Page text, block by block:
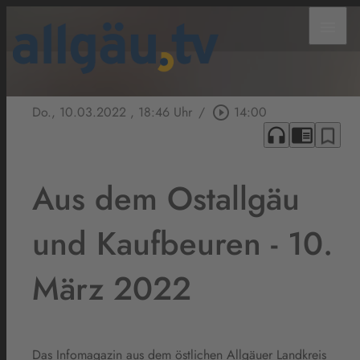
Do., 10.03.2022 , 18:46 Uhr / play_circle_outline 14:00
headphones chrome_reader_mode bookmark_border
Aus dem Ostallgäu
und Kaufbeuren - 10.
März 2022
Das Infomagazin aus dem östlichen Allgäuer Landkreis